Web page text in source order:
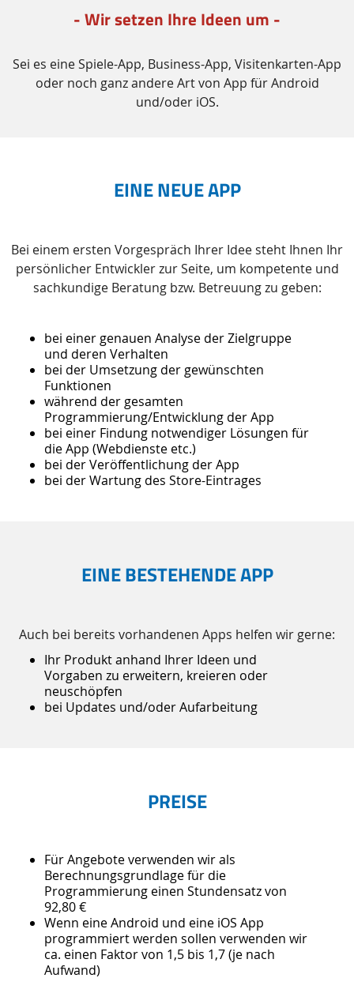
- Wir setzen Ihre Ideen um -
Sei es eine Spiele-App, Business-App, Visitenkarten-App
oder noch ganz andere Art von App für Android
und/oder iOS.
EINE NEUE APP
Bei einem ersten Vorgespräch Ihrer Idee steht Ihnen Ihr
persönlicher Entwickler zur Seite, um kompetente und
sachkundige Beratung bzw. Betreuung zu geben:
bei einer genauen Analyse der Zielgruppe
und deren Verhalten
bei der Umsetzung der gewünschten
Funktionen
während der gesamten
Programmierung/Entwicklung der App
bei einer Findung notwendiger Lösungen für
die App (Webdienste etc.)
bei der Veröffentlichung der App
bei der Wartung des Store-Eintrages
EINE BESTEHENDE APP
Auch bei bereits vorhandenen Apps helfen wir gerne:
Ihr Produkt anhand Ihrer Ideen und
Vorgaben zu erweitern, kreieren oder
neuschöpfen
bei Updates und/oder Aufarbeitung
PREISE
Für Angebote verwenden wir als
Berechnungsgrundlage für die
Programmierung einen Stundensatz von
92,80 €
Wenn eine Android und eine iOS App
programmiert werden sollen verwenden wir
ca. einen Faktor von 1,5 bis 1,7 (je nach
Aufwand)